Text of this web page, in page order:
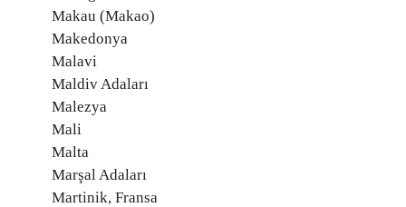
Makau (Makao)
Makedonya
Malavi
Maldiv Adaları
Malezya
Mali
Malta
Marşal Adaları
Martinik, Fransa